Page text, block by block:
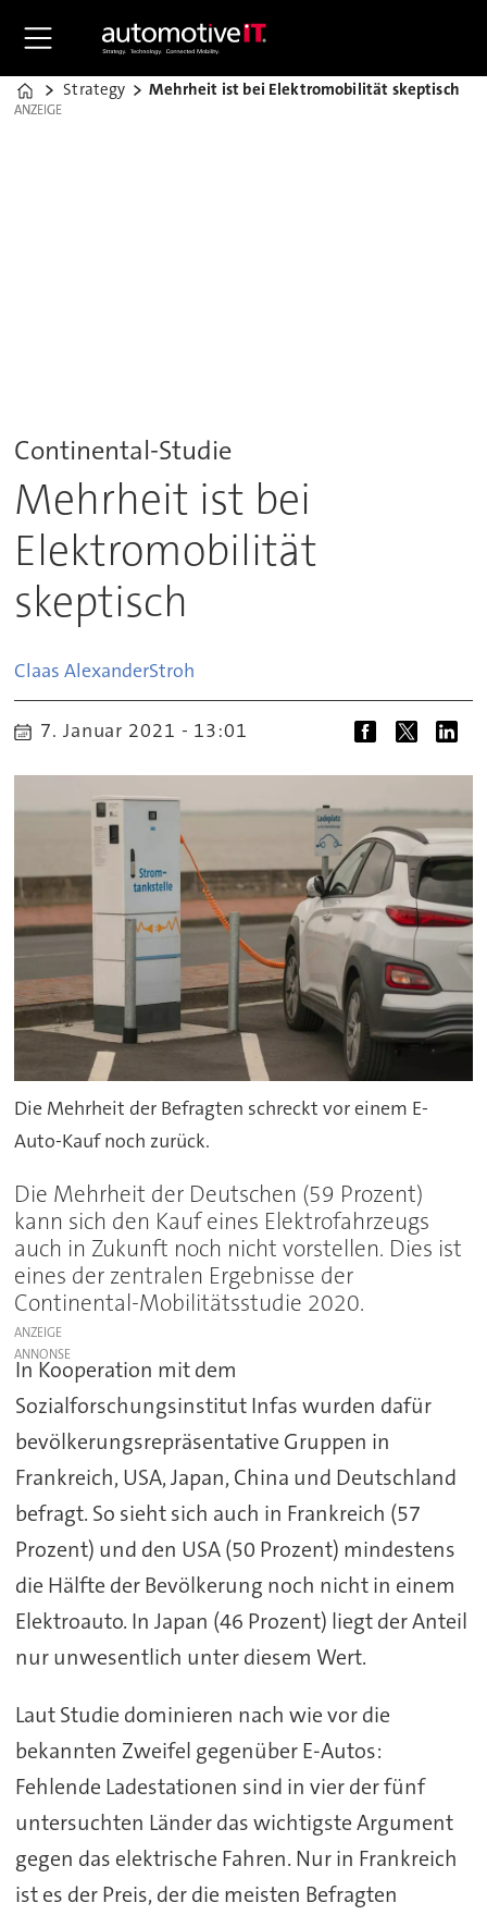
Home
Strategy Mehrheit ist bei Elektromobilität skeptisch
ANZEIGE
ANZEIGE
Continental-Studie
Mehrheit ist bei
Elektromobilität
skeptisch
Claas AlexanderStroh
7. Januar 2021 - 13:01
Die Mehrheit der Befragten schreckt vor einem E-
Auto-Kauf noch zurück.
Die Mehrheit der Deutschen (59 Prozent)
kann sich den Kauf eines Elektrofahrzeugs
auch in Zukunft noch nicht vorstellen. Dies ist
eines der zentralen Ergebnisse der
Continental-Mobilitätsstudie 2020.
ANZEIGE
In Kooperation mit dem
Sozialforschungsinstitut Infas wurden dafür
bevölkerungsrepräsentative Gruppen in
Frankreich, USA, Japan, China und Deutschland
befragt. So sieht sich auch in Frankreich (57
Prozent) und den USA (50 Prozent) mindestens
die Hälfte der Bevölkerung noch nicht in einem
Elektroauto. In Japan (46 Prozent) liegt der Anteil
nur unwesentlich unter diesem Wert.
Laut Studie dominieren nach wie vor die
bekannten Zweifel gegenüber E-Autos:
Fehlende Ladestationen sind in vier der fünf
untersuchten Länder das wichtigste Argument
gegen das elektrische Fahren. Nur in Frankreich
ist es der Preis, der die meisten Befragten